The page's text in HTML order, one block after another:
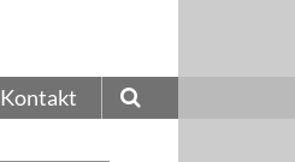
Kontakt